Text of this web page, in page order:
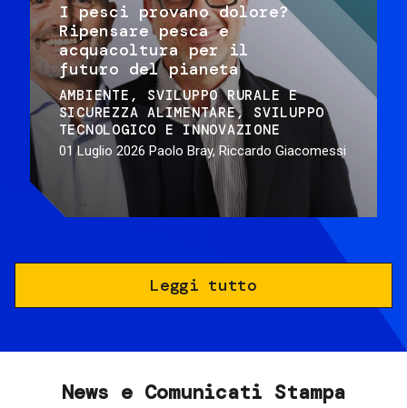
I pesci provano dolore?
Ripensare pesca e
acquacoltura per il
futuro del pianeta
AMBIENTE
SVILUPPO RURALE E
SICUREZZA ALIMENTARE
SVILUPPO
TECNOLOGICO E INNOVAZIONE
01 Luglio 2026 Paolo Bray, Riccardo Giacomessi
Leggi tutto
News e Comunicati Stampa